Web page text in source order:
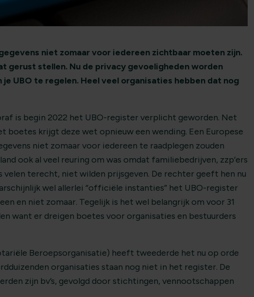
niet zomaar voor iedereen zichtbaar moeten zijn.
gerust stellen. Nu de privacy gevoeligheden worden
UBO te regelen. Heel veel organisaties hebben dat nog
is begin 2022 het UBO-register verplicht geworden. Net
boetes krijgt deze wet opnieuw een wending. Een Europese
niet zomaar voor iedereen te raadplegen zouden
ook al veel reuring om was omdat familiebedrijven, zzp’ers
velen terecht, niet wilden prijsgeven. De rechter geeft hen nu
wel allerlei “officiële instanties” het UBO-register
en niet zomaar. Tegelijk is het wel belangrijk om voor 31
want er dreigen boetes voor organisaties en bestuurders
Beroepsorganisatie) heeft tweederde het nu op orde
organisaties staan nog niet in het register. De
zijn bv’s, gevolgd door stichtingen, vennootschappen